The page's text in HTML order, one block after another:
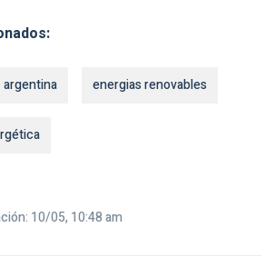
argentina energias renovables
10/05, 10:48 am